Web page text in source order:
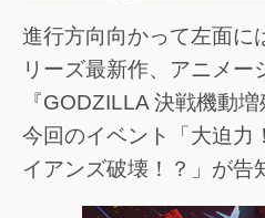
進行方向向かって左面に
リーズ最新作、アニメー
『GODZILLA 決戦機動
今回のイベント「大迫
イアンズ破壊！？」が告